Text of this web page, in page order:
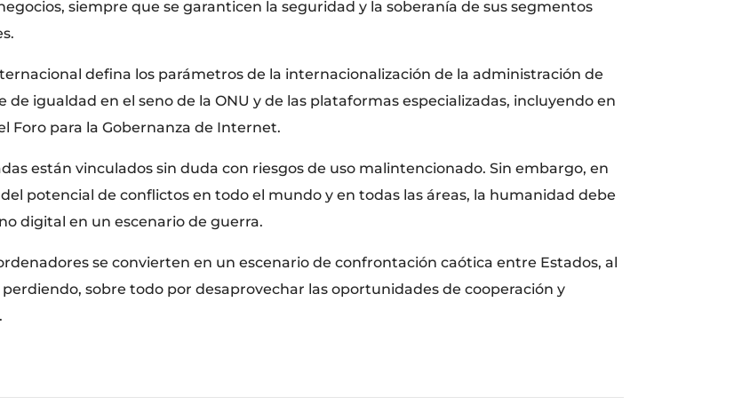
siempre que se garanticen la seguridad y la soberanía de sus segmentos
defina los parámetros de la internacionalización de la administración de
igualdad en el seno de la ONU y de las plataformas especializadas, incluyendo en
Foro para la Gobernanza de Internet.
están vinculados sin duda con riesgos de uso malintencionado. Sin embargo, en
potencial de conflictos en todo el mundo y en todas las áreas, la humanidad debe
digital en un escenario de guerra.
se convierten en un escenario de confrontación caótica entre Estados, al
sobre todo por desaprovechar las oportunidades de cooperación y